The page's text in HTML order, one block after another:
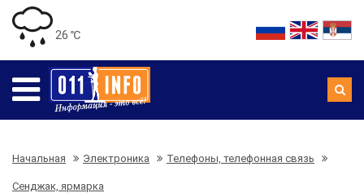
26 ℃
Начальная Электроника Телефоны, телефонная связь
Сенджак, ярмарка